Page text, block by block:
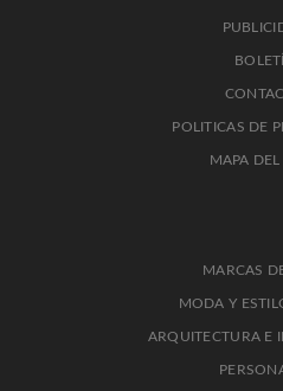
POLITICAS DE
MAPA
MARCAS
MODA Y
ARQUITECTURA E